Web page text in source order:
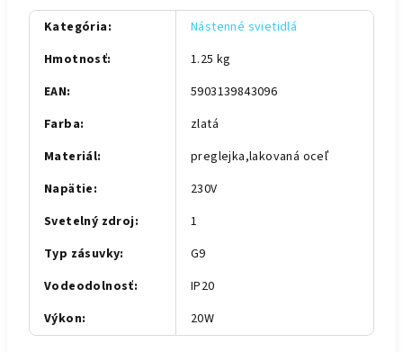
Kategória:
Nástenné svietidlá
Hmotnosť:
1.25 kg
EAN:
5903139843096
Farba:
zlatá
Materiál:
preglejka,lakovaná oceľ
Napätie:
230V
Svetelný zdroj:
1
Typ zásuvky:
G9
Vodeodolnosť:
IP20
Výkon: 20W